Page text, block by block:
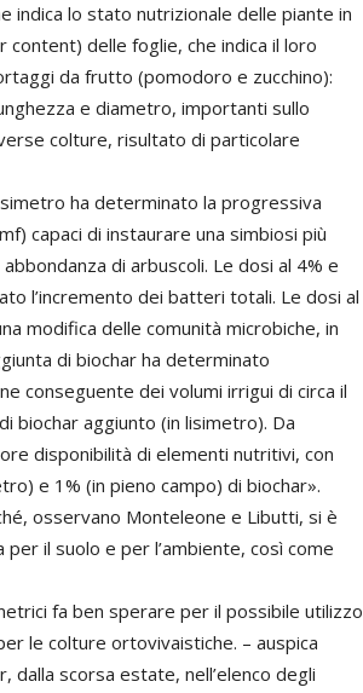
indica lo stato nutrizionale delle piante in
delle foglie, che indica il loro
da frutto (pomodoro e zucchino):
e diametro, importanti sullo
colture, risultato di particolare
ha determinato la progressiva
capaci di instaurare una simbiosi più
di arbuscoli. Le dosi al 4% e
l’incremento dei batteri totali. Le dosi al
modifica delle comunità microbiche, in
di biochar ha determinato
conseguente dei volumi irrigui di circa il
biochar aggiunto (in lisimetro). Da
disponibilità di elementi nutritivi, con
e 1% (in pieno campo) di biochar».
osservano Monteleone e Libutti, si è
il suolo e per l’ambiente, così come
fa ben sperare per il possibile utilizzo
le colture ortovivaistiche. – auspica
dalla scorsa estate, nell’elenco degli